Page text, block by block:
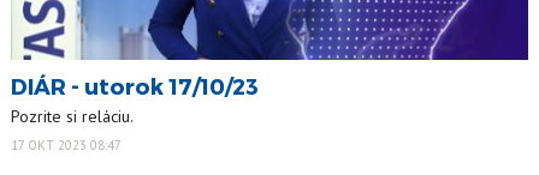
DIÁR - utorok 17/10/23
Pozrite si reláciu.
17 OKT 2023 08:47